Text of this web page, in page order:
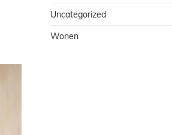
Uncategorized
Wonen